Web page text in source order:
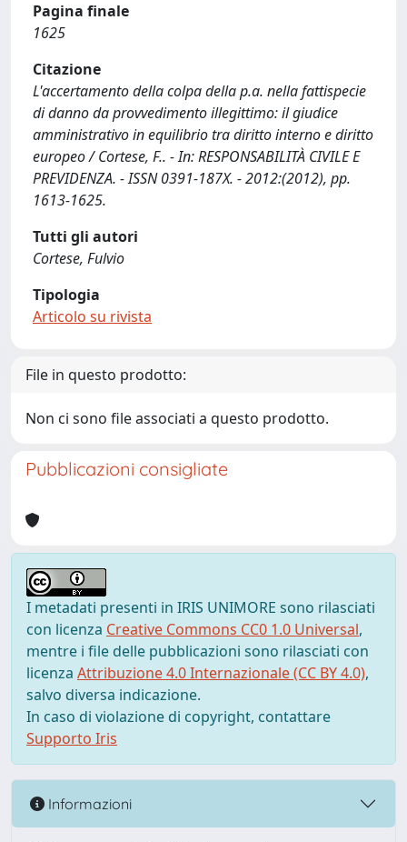
Pagina finale
1625
Citazione
L'accertamento della colpa della p.a. nella fattispecie
di danno da provvedimento illegittimo: il giudice
amministrativo in equilibrio tra diritto interno e diritto
europeo / Cortese, F.. - In: RESPONSABILITÀ CIVILE E
PREVIDENZA. - ISSN 0391-187X. - 2012:(2012), pp.
1613-1625.
Tutti gli autori
Cortese, Fulvio
Tipologia
Articolo su rivista
File in questo prodotto:
Non ci sono file associati a questo prodotto.
Pubblicazioni consigliate
I metadati presenti in IRIS UNIMORE sono rilasciati
con licenza Creative Commons CC0 1.0 Universal,
mentre i file delle pubblicazioni sono rilasciati con
licenza Attribuzione 4.0 Internazionale (CC BY 4.0),
salvo diversa indicazione.
In caso di violazione di copyright, contattare
Supporto Iris
Informazioni